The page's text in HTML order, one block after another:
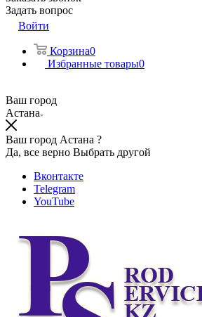
Задать вопрос
Войти
Корзина0
Избранные товары0
Ваш город
Астана
Ваш город Астана ?
Да, все верно Выбрать другой
Вконтакте
Telegram
YouTube